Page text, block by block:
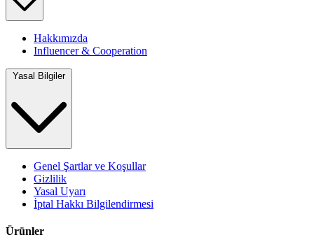
Hakkımızda
Influencer & Cooperation
Yasal Bilgiler
Genel Şartlar ve Koşullar
Gizlilik
Yasal Uyarı
İptal Hakkı Bilgilendirmesi
Ürünler